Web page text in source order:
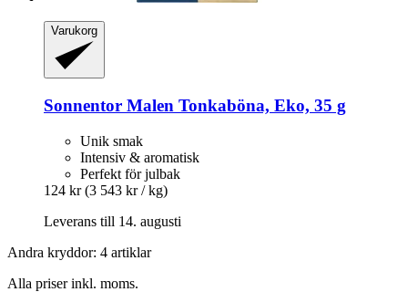
Varukorg
Sonnentor Malen Tonkaböna, Eko, 35 g
Unik smak
Intensiv & aromatisk
Perfekt för julbak
124 kr (3 543 kr / kg)
Leverans till 14. augusti
Andra kryddor: 4 artiklar
Alla priser inkl. moms.